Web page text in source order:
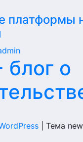
платформы
блог о
Тема